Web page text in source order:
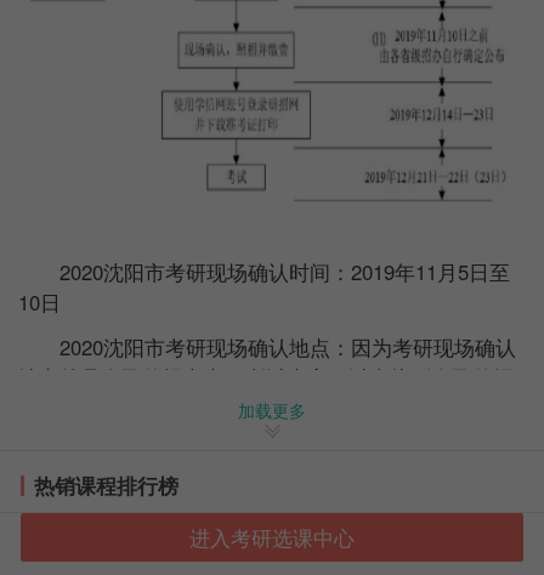
2020沈阳市考研现场确认时间：2019年11月5日至
10日
2020沈阳市考研现场确认地点：因为考研现场确认
地点就是自己的报考点，所以大家可以直接到自己的报
考点去做现场确认，如果有忘记的同学，
2020考研现场确认程序：考生持本人居民身份证、
学历证书(应届本科毕业生持学生证)和网上报名编号，
由报考点工作人员查验→报考点采集考生本人图像信息
加载更多
热销课程排行榜
进入考研选课中心